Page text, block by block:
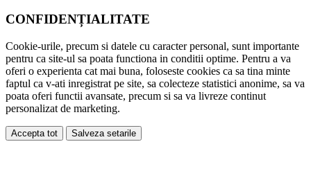
CONFIDENȚIALITATE
Cookie-urile, precum si datele cu caracter personal, sunt importante
pentru ca site-ul sa poata functiona in conditii optime. Pentru a va
oferi o experienta cat mai buna, foloseste cookies ca sa tina minte
faptul ca v-ati inregistrat pe site, sa colecteze statistici anonime, sa va
poata oferi functii avansate, precum si sa va livreze continut
personalizat de marketing.
Accepta tot Salveza setarile